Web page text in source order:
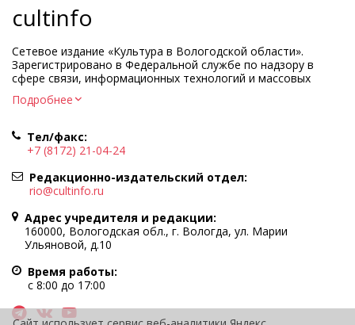
cultinfo
Сетевое издание «Культура в Вологодской области».
Зарегистрировано в Федеральной службе по надзору в
сфере связи, информационных технологий и массовых
Регистрационный номер и дата принятия решения о
Учредитель КУ ВО «Информационно-аналитический центр
культуры»
Адрес учредителя и редакции: 160000, Вологодская обл., г.
Вологда, ул. Марии Ульяновой, д.10
Главный редактор — Легчанова Елена Григорьевна
Политика в отношении обработки персональных данных
При полном или частичном использовании информации
портала гиперссылка на cultinfo.ru обязательна.
Редакция не несет ответственности за достоверность
информации, содержащейся в рекламных объявлениях.
12+
Подробнее
Тел/факс:
+7 (8172) 21-04-24
Редакционно-издательский отдел:
rio@cultinfo.ru
Адрес учредителя и редакции:
160000, Вологодская обл., г. Вологда, ул. Марии
Ульяновой, д.10
Время работы:
с 8:00 до 17:00